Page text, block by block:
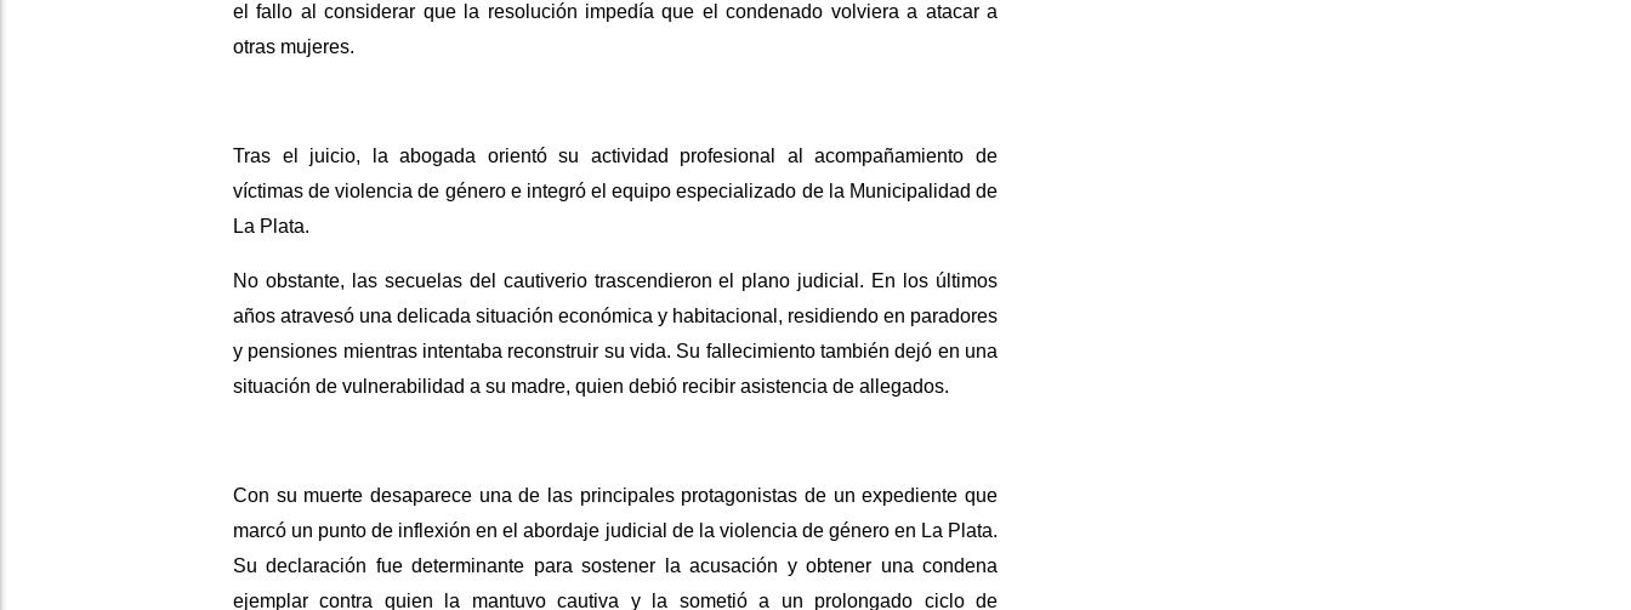
el fallo al considerar que la resolución impedía que el condenado volviera a atacar a
otras mujeres.
Tras el juicio, la abogada orientó su actividad profesional al acompañamiento de
víctimas de violencia de género e integró el equipo especializado de la Municipalidad de
La Plata.
No obstante, las secuelas del cautiverio trascendieron el plano judicial. En los últimos
años atravesó una delicada situación económica y habitacional, residiendo en paradores
y pensiones mientras intentaba reconstruir su vida. Su fallecimiento también dejó en una
situación de vulnerabilidad a su madre, quien debió recibir asistencia de allegados.
Con su muerte desaparece una de las principales protagonistas de un expediente que
marcó un punto de inflexión en el abordaje judicial de la violencia de género en La Plata.
Su declaración fue determinante para sostener la acusación y obtener una condena
ejemplar contra quien la mantuvo cautiva y la sometió a un prolongado ciclo de